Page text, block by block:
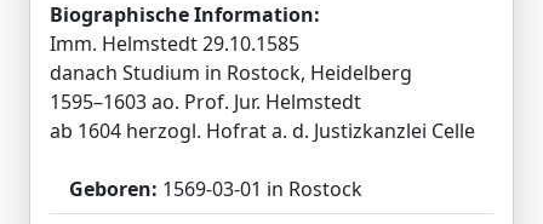
Biographische Information:
Imm. Helmstedt 29.10.1585
danach Studium in Rostock, Heidelberg
1595–1603 ao. Prof. Jur. Helmstedt
ab 1604 herzogl. Hofrat a. d. Justizkanzlei Celle
Geboren: 1569-03-01 in Rostock